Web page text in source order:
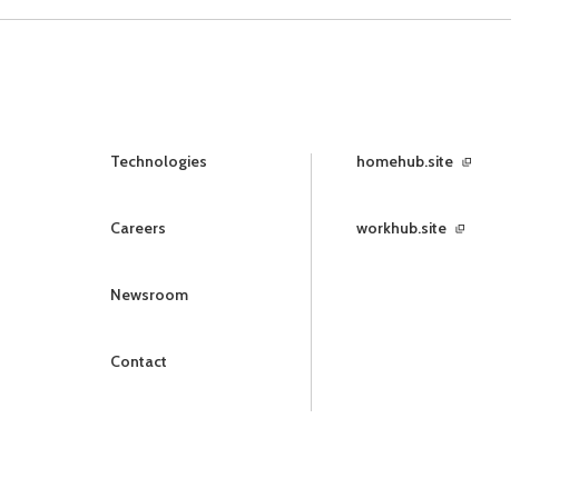
Technologies
Careers
Newsroom
Contact
homehub.site
workhub.site